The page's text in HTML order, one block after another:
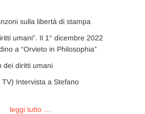
sulla libertà di stampa
umani”. Il 1° dicembre 2022
a “Orvieto in Philosophia”
dei diritti umani
Intervista a Stefano
leggi tutto …